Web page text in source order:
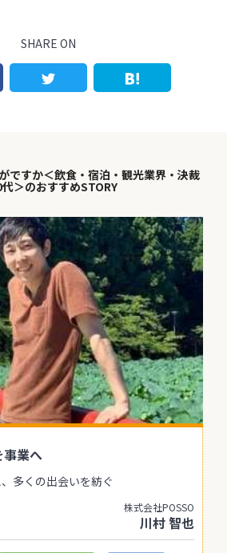
SHARE ON
ですか＜飲食・宿泊・観光業界・決裁
＞のおすすめSTORY
事業へ
多くの出会いを紡ぐ
株式会社POSSO
川村 智也